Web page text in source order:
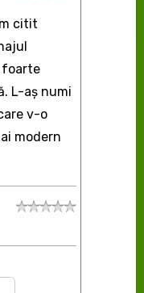
citit
foarte
L-aş numi
v-o
modern